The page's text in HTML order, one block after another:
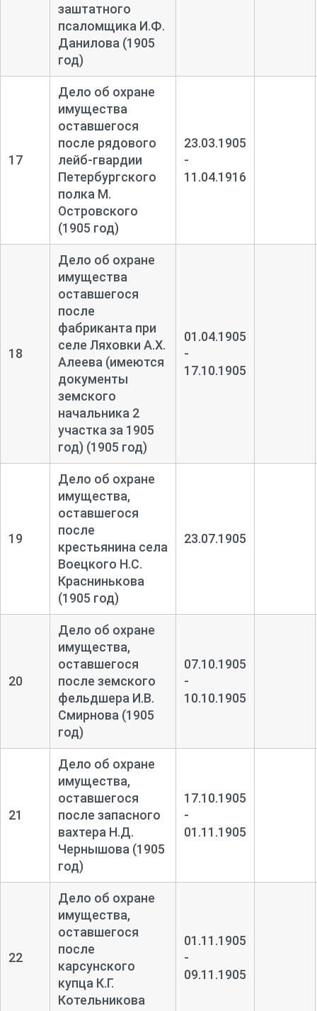
заштатного
псаломщика И.Ф.
Данилова (1905
год)
17
Дело об охране
имущества
оставшегося
после рядового
лейб-гвардии
Петербургского
полка М.
Островского
(1905 год)
23.03.1905
-
11.04.1916
18
Дело об охране
имущества
оставшегося
после
фабриканта при
селе Ляховки А.Х.
Алеева (имеются
документы
земского
начальника 2
участка за 1905
год) (1905 год)
01.04.1905
-
17.10.1905
19
Дело об охране
имущества,
оставшегося
после
крестьянина села
Воецкого Н.С.
Краснинькова
(1905 год)
23.07.1905
20
Дело об охране
имущества,
оставшегося
после земского
фельдшера И.В.
Смирнова (1905
год)
07.10.1905
-
10.10.1905
21
Дело об охране
имущества,
оставшегося
после запасного
вахтера Н.Д.
Чернышова (1905
год)
17.10.1905
-
01.11.1905
22
Дело об охране
имущества,
оставшегося
после
карсунского
купца К.Г.
Котельникова
01.11.1905
-
09.11.1905